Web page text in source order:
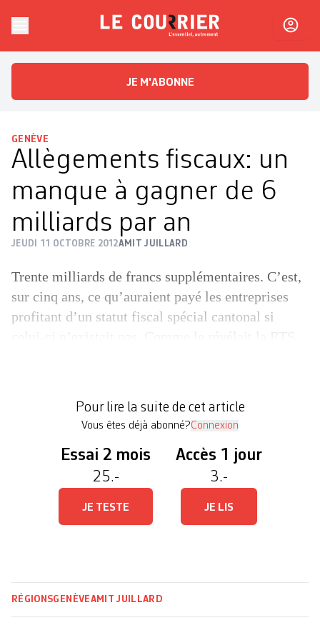
Le CourrierL'essentiel, autrement
JE M'ABONNE
GENÈVE
Allègements fiscaux: un
manque à gagner de 6
milliards par an
JEUDI 11 OCTOBRE 2012AMIT JUILLARD
Trente milliards de francs supplémentaires. C’est,
sur cinq ans, ce qu’auraient payé les entreprises
profitant d’un statut fiscal spécial cantonal si
Confédération […]
Pour lire la suite de cet article
Vous êtes déjà abonné?Connexion
Essai 2 mois
25.-
JE TESTE
Accès 1 jour
3.-
JE LIS
RÉGIONSGENÈVEAMIT JUILLARD